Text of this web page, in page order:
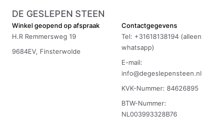
DE GESLEPEN STEEN
Winkel geopend op afspraak
H.R Remmersweg 19
9684EV, Finsterwolde
Contactgegevens
Tel: +31618138194 (alleen
whatsapp)
E-mail:
info@degeslepensteen.nl
KVK-Nummer: 84626895
BTW-Nummer:
NL003993328B76